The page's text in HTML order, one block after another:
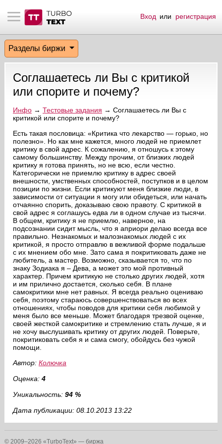
материалы
биржи
эфир
на сайте
пользователей
сообщения
по форуму
Вход или регистрация
Разделы биржи
Соглашаетесь ли Вы с критикой
или спорите и почему?
Инфо→ Тестовые задания → Соглашаетесь ли Вы с
критикой или спорите и почему?
Есть такая пословица: «Критика что лекарство — горько, но
полезно». Но как мне кажется, много людей не приемлет
критику в свой адрес. К сожалению, я отношусь к этому
самому большинству. Между прочим, от близких людей
критику я готова принять, но не всю, если честно.
Категорически не приемлю критику в адрес своей
внешности, умственных способностей, поступков и в целом
позиции по жизни. Если критикуют меня близкие люди, в
зависимости от ситуации я могу или обидеться, или начать
отчаянно спорить, доказываю свою правоту. С критикой в
свой адрес я соглашусь едва ли в одном случае из тысячи.
В общем, критику я не приемлю, наверное, на
подсознании сидит мысль, что я априори делаю всегда все
правильно. Незнакомых и малознакомых людей с их
критикой, я просто отправлю в вежливой форме подальше
с их мнением обо мне. Зато сама я покритиковать даже не
любитель, а мастер. Возможно, сказывается то, что по
знаку Зодиака я – Дева, а может это мой противный
характер. Причем критикую не столько других людей, хотя
и им прилично достается, сколько себя. В плане
самокритики мне нет равных. Я всегда реально оцениваю
себя, поэтому стараюсь совершенствоваться во всех
отношениях, чтобы поводов для критики себя любимой у
меня было все меньше. Может благодаря трезвой оценке,
своей жесткой самокритике и стремлению стать лучше, я и
не хочу выслушивать критику от других людей. Поверьте,
покритиковать себя я и сама смогу, обойдусь без чужой
помощи.
Автор: Колючка
Оценка: 4
Уникальность: 94 %
Дата публикации: 08.10.2013 13:22
© 2009–2026 «TurboText» — биржа